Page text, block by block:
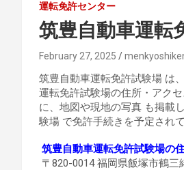
運転免許センター
筑豊自動車運転
February 27, 2025
筑豊自動車運転免許試験場 は
運転免許試験場の住所・アク
に、地図や現地の写真 も掲載
験場 で免許手続きを予定され
筑豊自動車運転免許試験場の
〒820-0014 福岡県飯塚市鶴三